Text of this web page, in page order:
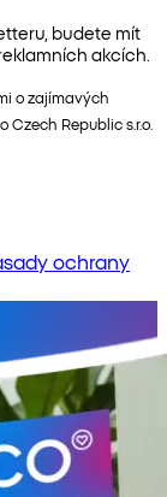
budete mít
akcích.
o zajímavých
Republic s.r.o.
ochrany